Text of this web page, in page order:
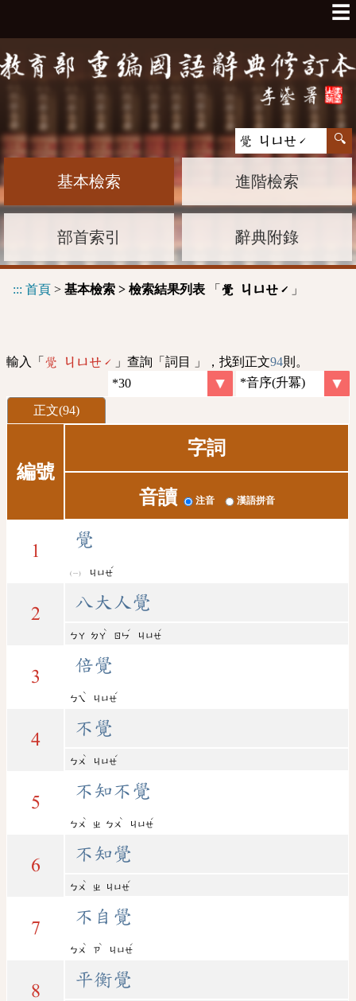
☰
基本檢索 進階檢索
部首索引 辭典附錄
::: 首頁 > 基本檢索 > 檢索結果列表 「 覺 ㄐㄩㄝˊ 」
輸入「 覺 ㄐㄩㄝˊ 」查詢「詞目 」，找到正文94則。
正文(94)
編號
字詞
音讀 注音 漢語拼音
1
覺
ㄐㄩㄝ
ˊ
2
八大人覺
ㄅㄚ ㄉㄚ
ˋ
ㄖㄣ
ˊ
ㄐㄩㄝ
ˊ
3
倍覺
ㄅㄟ
ˋ
ㄐㄩㄝ
ˊ
4
不覺
ㄅㄨ
ˋ
ㄐㄩㄝ
ˊ
5
不知不覺
ㄅㄨ
ˋ
ㄓ ㄅㄨ
ˋ
ㄐㄩㄝ
ˊ
6
不知覺
ㄅㄨ
ˋ
ㄓ ㄐㄩㄝ
ˊ
7
不自覺
ㄅㄨ
ˋ
ㄗ
ˋ
ㄐㄩㄝ
ˊ
8
平衡覺